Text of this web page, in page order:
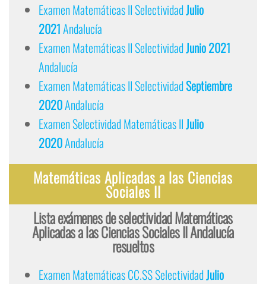
Examen Matemáticas II SelectividadJulio
2021Andalucía
Examen Matemáticas II SelectividadJunio 2021
Andalucía
Examen Matemáticas II SelectividadSeptiembre
2020Andalucía
Examen Selectividad Matemáticas IIJulio
2020Andalucía
Matemáticas Aplicadas a las Ciencias
Sociales II
Lista exámenes de selectividad Matemáticas
Aplicadas a las Ciencias Sociales II Andalucía
resueltos
Examen Matemáticas CC.SS SelectividadJulio